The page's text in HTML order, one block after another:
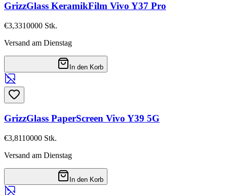
GrizzGlass KeramikFilm Vivo Y37 Pro
€3,3310000 Stk.
Versand am Dienstag
In den Korb
GrizzGlass PaperScreen Vivo Y39 5G
€3,8110000 Stk.
Versand am Dienstag
In den Korb